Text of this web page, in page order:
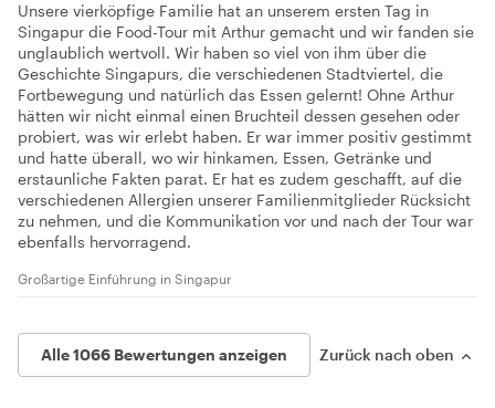
Unsere vierköpfige Familie hat an unserem ersten Tag in
Singapur die Food-Tour mit Arthur gemacht und wir fanden sie
unglaublich wertvoll. Wir haben so viel von ihm über die
Geschichte Singapurs, die verschiedenen Stadtviertel, die
Fortbewegung und natürlich das Essen gelernt! Ohne Arthur
hätten wir nicht einmal einen Bruchteil dessen gesehen oder
probiert, was wir erlebt haben. Er war immer positiv gestimmt
und hatte überall, wo wir hinkamen, Essen, Getränke und
erstaunliche Fakten parat. Er hat es zudem geschafft, auf die
verschiedenen Allergien unserer Familienmitglieder Rücksicht
zu nehmen, und die Kommunikation vor und nach der Tour war
ebenfalls hervorragend.
Großartige Einführung in Singapur
Alle 1066 Bewertungen anzeigen Zurück nach oben